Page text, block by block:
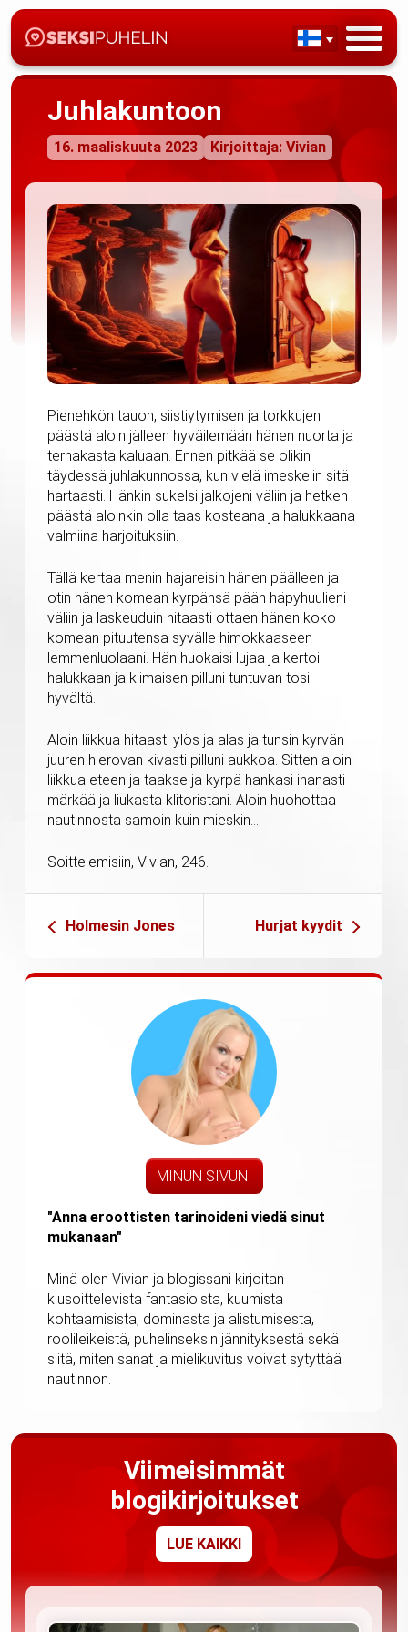
Juhlakuntoon
16. maaliskuuta 2023 Kirjoittaja: Vivian
Pienehkön tauon, siistiytymisen ja torkkujen
päästä aloin jälleen hyväilemään hänen nuorta ja
terhakasta kaluaan. Ennen pitkää se olikin
täydessä juhlakunnossa, kun vielä imeskelin sitä
hartaasti. Hänkin sukelsi jalkojeni väliin ja hetken
päästä aloinkin olla taas kosteana ja halukkaana
valmiina harjoituksiin.
Tällä kertaa menin hajareisin hänen päälleen ja
otin hänen komean kyrpänsä pään häpyhuulieni
väliin ja laskeuduin hitaasti ottaen hänen koko
komean pituutensa syvälle himokkaaseen
lemmenluolaani. Hän huokaisi lujaa ja kertoi
halukkaan ja kiimaisen pilluni tuntuvan tosi
hyvältä.
Aloin liikkua hitaasti ylös ja alas ja tunsin kyrvän
juuren hierovan kivasti pilluni aukkoa. Sitten aloin
liikkua eteen ja taakse ja kyrpä hankasi ihanasti
märkää ja liukasta klitoristani. Aloin huohottaa
nautinnosta samoin kuin mieskin…
Soittelemisiin, Vivian, 246.
Holmesin Jones Hurjat kyydit
MINUN SIVUNI
"Anna eroottisten tarinoideni viedä sinut
mukanaan"
Minä olen Vivian ja blogissani kirjoitan
kiusoittelevista fantasioista, kuumista
kohtaamisista, dominasta ja alistumisesta,
roolileikeistä, puhelinseksin jännityksestä sekä
siitä, miten sanat ja mielikuvitus voivat sytyttää
nautinnon.
Viimeisimmät
blogikirjoitukset
LUE KAIKKI